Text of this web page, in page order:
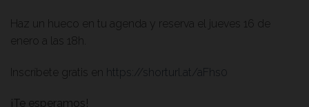
Haz un hueco en tu agenda y reserva el jueves 16 de
enero a las 18h.
Inscríbete gratis en https://shorturl.at/aFhs0
¡Te esperamos!